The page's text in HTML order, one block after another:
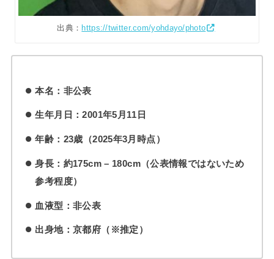
出典： https://twitter.com/yohdayo/photo
本名：非公表
生年月日：2001年5月11日
年齢：23歳（2025年3月時点）
身長：約175cm – 180cm（公表情報ではないため
参考程度）
血液型：非公表
出身地：京都府（※推定）